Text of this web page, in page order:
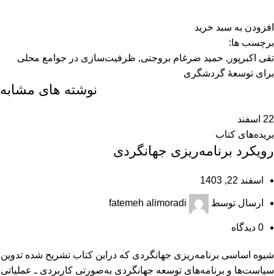
افزودن به سبد خرید
برچسب ها:
تقی اکبرپور , حمید ضرغام بروجنی, ظرفیت‌‌سازی در جوامع محلی
برای توسعۀ گردشگری
نوشته های مشابه
22 اسفند
بریده‌های کتاب
رویکرد برنامه‌‏ریزی جهانگردی
اسفند 22, 1403
ارسال توسط fatemeh alimoradi
0 دیدگاه
شیوه اساسی برنامه‌ریزی جهانگردی که دراین کتاب تشریح شده تدوین
سیاست‌ها و برنامه‌های توسعه جهانگردی به‏‌صورتی کاربردی ـ عملیاتی